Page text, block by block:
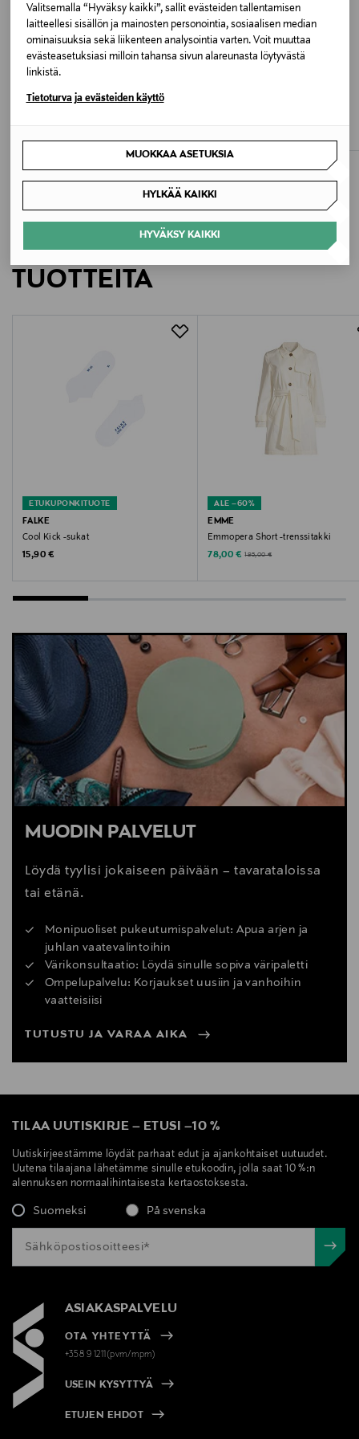
Valitsemalla “Hyväksy kaikki”, sallit evästeiden tallentamisen
laitteellesi sisällön ja mainosten personointia, sosiaalisen median
ominaisuuksia sekä liikenteen analysointia varten. Voit muuttaa
evästeasetuksiasi milloin tahansa sivun alareunasta löytyvästä
linkistä.
Tietoturva ja evästeiden käyttö
MUOKKAA ASETUKSIA
HYLKÄÄ KAIKKI
HYVÄKSY KAIKKI
Valmistajan tuotenumero
IFA17DH25
Valmistaja
Parc d’activités de Signes, 84 Allée de Stockholm,
83870 Signes, France
Digitaalinen osoite
contact@am-vintage.com
kevyt toppatakki, tikkitakki, American Vintage, naisten
TOMMY HILFIGER
LISÄÄ KIINNOSTAVIA
TUOTTEITA
ETUKUPONKITUOTE
FALKE
Cool Kick -sukat
Original Price
15,90 €
ALE –60%
EMME
Emmopera Short -trenssitakki
Discounted Price
78,00 € Original Price
195,00 €
MUODIN PALVELUT
Löydä tyylisi jokaiseen päivään – tavarataloissa
tai etänä.
Monipuoliset pukeutumispalvelut: Apua arjen ja
juhlan vaatevalintoihin
Värikonsultaatio: Löydä sinulle sopiva väripaletti
Ompelupalvelu: Korjaukset uusiin ja vanhoihin
vaatteisiisi
TUTUSTU JA VARAA AIKA
TILAA UUTISKIRJE – ETUSI –10 %
Uutiskirjeestämme löydät parhaat edut ja ajankohtaiset uutuudet.
Uutena tilaajana lähetämme sinulle etukoodin, jolla saat 10 %:n
alennuksen normaalihintaisesta kertaostoksesta.
Suomeksi På svenska
ASIAKASPALVELU
OTA YHTEYTTÄ
+358 9 1211(pvm/mpm)
USEIN KYSYTTYÄ
ETUJEN EHDOT